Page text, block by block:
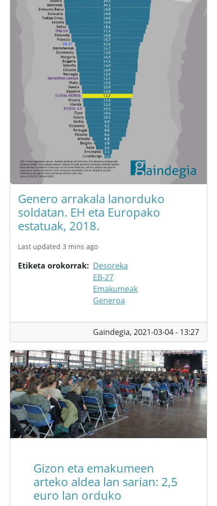
Genero arrakala lanorduko
soldatan. EH eta Europako
estatuak, 2018.
Last updated 3 mins ago
Etiketa orokorrak
Desoreka
EB-27
Emakumeak
Generoa
Gaindegia, 2021-03-04 - 13:27
Gizon eta emakumeen
arteko aldea lan sarian: 2,5
euro lan orduko